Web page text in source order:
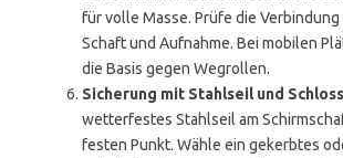
für volle Masse. Prüfe die
Schaft und Aufnahme. Bei mobilen
die Basis gegen Wegrollen.
Sicherung mit Stahlseil und Schloss
wetterfestes Stahlseil am
festen Punkt. Wähle ein gekerbtes